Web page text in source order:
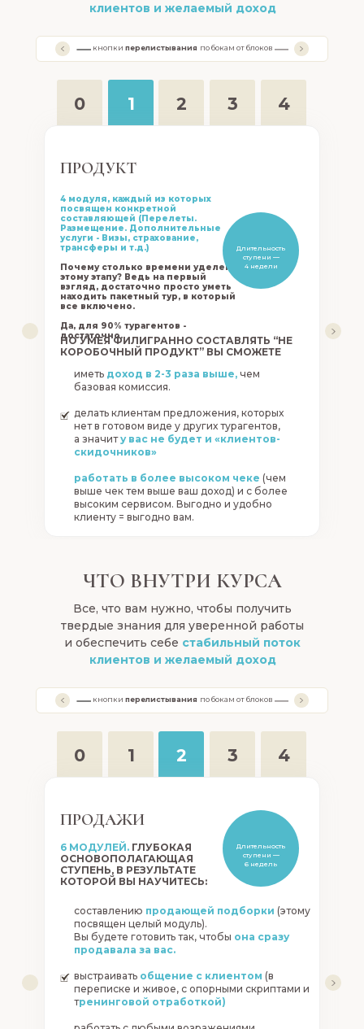
0 1
0 1 2 3 4
ПРОДУКТ
клиентов и желаемый доход
4 модуля, каждый из которых
посвящен конкретной
составляющей (Перелеты.
Размещение. Дополнительные
услуги - Визы, страхование,
трансферы и т.д.)
Почему столько времени уделено
этому этапу? Ведь на первый
взгляд, достаточно просто уметь
находить пакетный тур, в который
все включено.
Да, для 90% турагентов -
достаточно.
НО УМЕЯ ФИЛИГРАННО СОСТАВЛЯТЬ “НЕ
КОРОБОЧНЫЙ ПРОДУКТ” ВЫ СМОЖЕТЕ
иметь доход в 2-3 раза выше, чем
базовая комиссия.
делать клиентам предложения, которых
нет в готовом виде у других турагентов,
а значиту вас не будет и «клиентов-
скидочников»
работать в более высоком чеке (чем
выше чек тем выше ваш доход) и с более
высоким сервисом. Выгодно и удобно
клиенту = выгодно вам.
Длительность
ступени —
4 недели
кнопки перелистывания по бокам от блоков
0 1 2 3 4
ЧТО ВНУТРИ КУРСА
ПРОДАЖИ
Все, что вам нужно, чтобы получить
твердые знания для уверенной работы
и обеспечить себе стабильный поток
клиентов и желаемый доход
СТУПЕНЬ
СТУПЕНЬ СТУПЕНЬ СТУПЕНЬ
Длительность
ступени —
6 недель
СТУПЕНЬ
6 МОДУЛЕЙ. ГЛУБОКАЯ
ОСНОВОПОЛАГАЮЩАЯ
СТУПЕНЬ, В РЕЗУЛЬТАТЕ
КОТОРОЙ ВЫ НАУЧИТЕСЬ:
составлению продающей подборки (этому
посвящен целый модуль).
Вы будете готовить так, чтобы она сразу
продавала за вас.
выстраивать общение с клиентом (в
переписке и живое, с опорными скриптами и
тренинговой отработкой)
кнопки перелистывания по бокам от блоков
12 недель обучения +2
дополнительной
доступ1 год со старта
3 ступени обучения:
Новосад
в рекламный